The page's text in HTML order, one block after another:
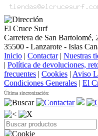
El Cruce Surf
Carretera de San Bartolomé,
35500 - Lanzarote - Islas
Inicio | Contactar | Nuestras
| Política de devoluciones,
frecuentes | Cookies | Aviso
Condiciones Generales | El
Última sincronización: